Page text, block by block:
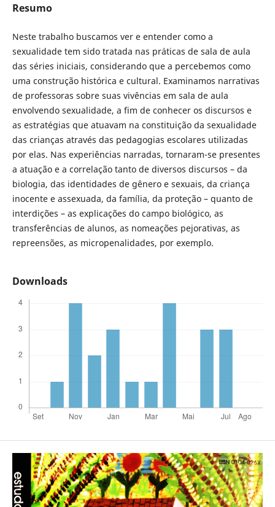
Resumo
Neste trabalho buscamos ver e entender como a
sexualidade tem sido tratada nas práticas de sala de aula
das séries iniciais, considerando que a percebemos como
uma construção histórica e cultural. Examinamos narrativas
de professoras sobre suas vivências em sala de aula
envolvendo sexualidade, a fim de conhecer os discursos e
as estratégias que atuavam na constituição da sexualidade
das crianças através das pedagogias escolares utilizadas
por elas. Nas experiências narradas, tornaram-se presentes
a atuação e a correlação tanto de diversos discursos – da
biologia, das identidades de gênero e sexuais, da criança
inocente e assexuada, da família, da proteção – quanto de
interdições – as explicações do campo biológico, as
transferências de alunos, as nomeações pejorativas, as
repreensões, as micropenalidades, por exemplo.
Downloads